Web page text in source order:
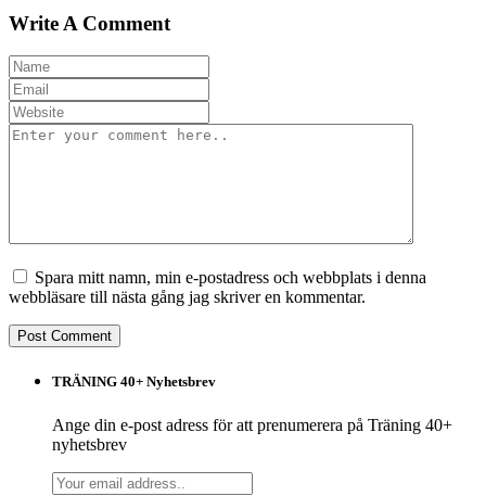
Write A Comment
Spara mitt namn, min e-postadress och webbplats i denna
webbläsare till nästa gång jag skriver en kommentar.
TRÄNING 40+ Nyhetsbrev
Ange din e-post adress för att prenumerera på Träning 40+
nyhetsbrev